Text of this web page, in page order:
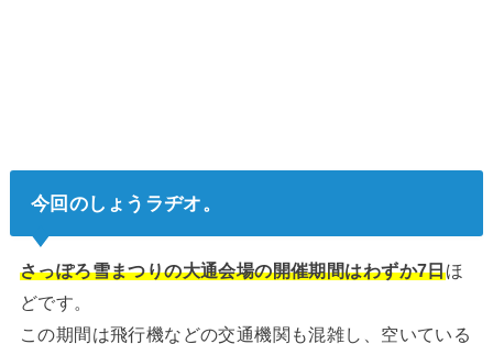
今回のしょうラヂオ。
さっぽろ雪まつりの大通会場の開催期間はわずか7日ほ
どです。
この期間は飛行機などの交通機関も混雑し、空いている